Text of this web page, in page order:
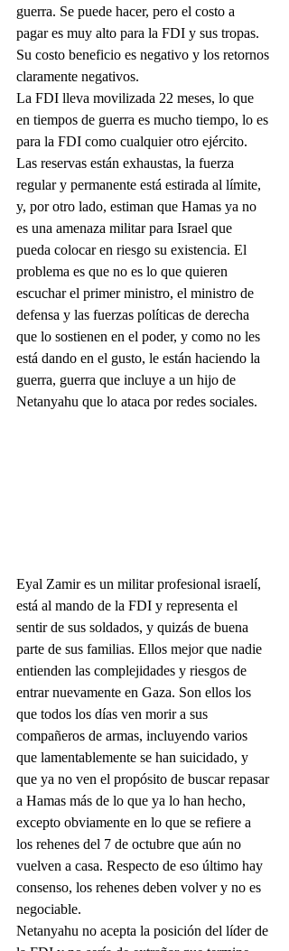
guerra. Se puede hacer, pero el costo a
pagar es muy alto para la FDI y sus tropas.
Su costo beneficio es negativo y los retornos
claramente negativos.
La FDI lleva movilizada 22 meses, lo que
en tiempos de guerra es mucho tiempo, lo es
para la FDI como cualquier otro ejército.
Las reservas están exhaustas, la fuerza
regular y permanente está estirada al límite,
y, por otro lado, estiman que Hamas ya no
es una amenaza militar para Israel que
pueda colocar en riesgo su existencia. El
problema es que no es lo que quieren
escuchar el primer ministro, el ministro de
defensa y las fuerzas políticas de derecha
que lo sostienen en el poder, y como no les
está dando en el gusto, le están haciendo la
guerra, guerra que incluye a un hijo de
Netanyahu que lo ataca por redes sociales.
Eyal Zamir es un militar profesional israelí,
está al mando de la FDI y representa el
sentir de sus soldados, y quizás de buena
parte de sus familias. Ellos mejor que nadie
entienden las complejidades y riesgos de
entrar nuevamente en Gaza. Son ellos los
que todos los días ven morir a sus
compañeros de armas, incluyendo varios
que lamentablemente se han suicidado, y
que ya no ven el propósito de buscar repasar
a Hamas más de lo que ya lo han hecho,
excepto obviamente en lo que se refiere a
los rehenes del 7 de octubre que aún no
vuelven a casa. Respecto de eso último hay
consenso, los rehenes deben volver y no es
negociable.
Netanyahu no acepta la posición del líder de